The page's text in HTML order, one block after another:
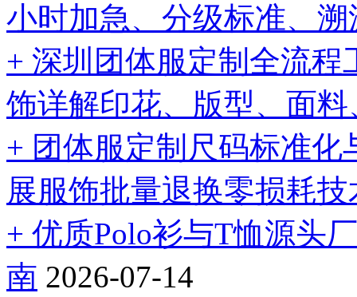
小时加急、分级标准、
+ 深圳团体服定制全流
饰详解印花、版型、面
+ 团体服定制尺码标准
展服饰批量退换零损耗
+ 优质Polo衫与T恤源头
南 2026-07-14